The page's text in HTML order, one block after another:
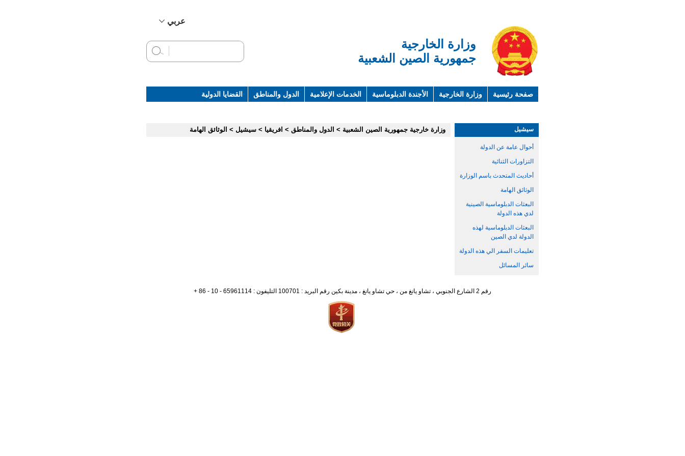
عربي
English
وزارة الخارجية
جمهورية الصين الشعبية
صفحة رئيسية وزارة الخارجية الأجندة الدبلوماسية الخدمات الإعلامية الدول والمناطق
القضايا الدولية
سيشيل
أحوال عامة عن الدولة
التزاورات الثنائية
أحاديث المتحدث باسم الوزارة
الوثائق الهامة
البعثات الدبلوماسية الصينية
لدي هذه الدولة
البعثات الدبلوماسية لهذه
الدولة لدي الصين
تعليمات السفر الي هذه الدولة
سائر المسائل
وزارة خارجية جمهورية الصين الشعبية > الدول والمناطق > افريقيا > سيشيل > الوثائق الهامة
رقم 2 الشارع الجنوبي ، تشاو يانغ من ، حي تشاو يانغ ، مدينة بكين رقم البريد : 100701 التليفون : 65961114 - 10 - 86 +